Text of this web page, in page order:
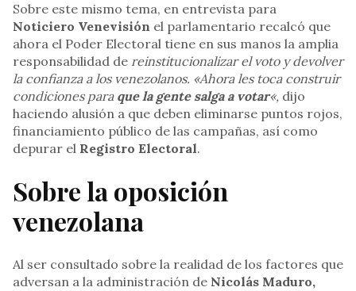
Sobre este mismo tema, en entrevista para
Noticiero Venevisión el parlamentario recalcó que
ahora el Poder Electoral tiene en sus manos la amplia
responsabilidad de reinstitucionalizar el voto y devolver
la confianza a los venezolanos. «Ahora les toca construir
condiciones para que la gente salga a votar«, dijo
haciendo alusión a que deben eliminarse puntos rojos,
financiamiento público de las campañas, así como
depurar el Registro Electoral.
Sobre la oposición
venezolana
Al ser consultado sobre la realidad de los factores que
adversan a la administración de Nicolás Maduro,